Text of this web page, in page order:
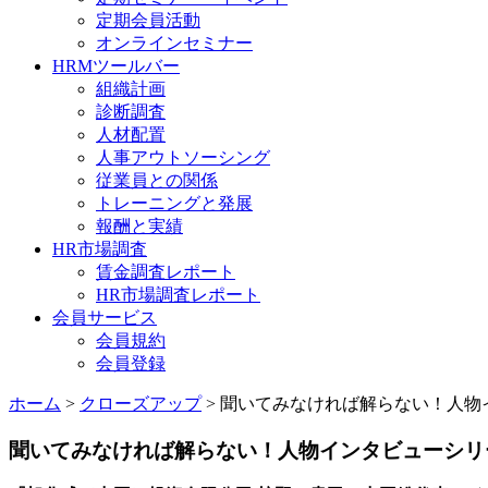
定期会員活動
オンラインセミナー
HRMツールバー
組織計画
診断調査
人材配置
人事アウトソーシング
従業員との関係
トレーニングと発展
報酬と実績
HR市場調査
賃金調査レポート
HR市場調査レポート
会員サービス
会員規約
会員登録
ホーム > クローズアップ> 聞いてみなければ解らない！人物
聞いてみなければ解らない！人物インタビューシ